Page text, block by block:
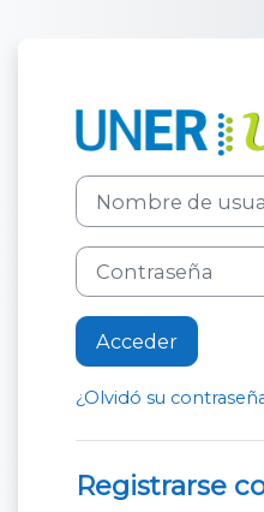
Nombre de usuario
Contraseña
Acceder
¿Olvidó su
Registrarse